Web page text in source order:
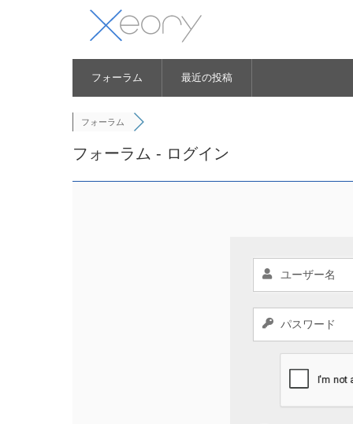
フォーラム 最近の投稿
フォーラム
フォーラム - ログイン